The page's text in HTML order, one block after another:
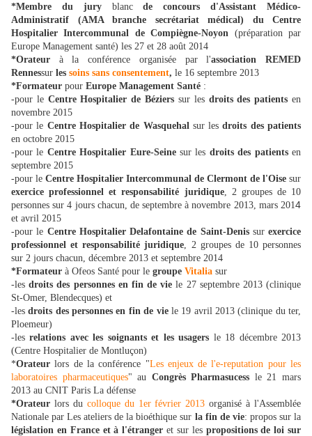
*Membre du jury blancde concours d'Assistant Médico-
Administratif (AMA branche secrétariat médical) du Centre
Hospitalier Intercommunal de Compiègne-Noyon (préparation par
Europe Management santé) les 27 et 28 août 2014
*Orateur à la conférence organisée par l'association REMED
Rennessur les soins sans consentement, le 16 septembre 2013
*Formateur pour Europe Management Santé :
-pour le Centre Hospitalier de Béziers sur les droits des patients en
novembre 2015
-pour le Centre Hospitalier de Wasquehalsur lesdroits des patients
en octobre 2015
-pour le Centre Hospitalier Eure-Seine sur les droits des patientsen
septembre 2015
-pour le Centre Hospitalier Intercommunal de Clermont de l'Oise sur
exercice professionnel et responsabilité juridique, 2 groupes de 10
personnes sur 4 jours chacun, de septembre à novembre 2013, mars 2014
et avril 2015
-pourle Centre Hospitalier Delafontaine de Saint-Denissur exercice
professionnel et responsabilité juridique, 2 groupes de 10 personnes
sur 2 jours chacun, décembre 2013 et septembre 2014
*Formateur à Ofeos Santé pour le groupe Vitalia sur
-lesdroits des personnes en fin de vie le 27 septembre 2013 (clinique
St-Omer, Blendecques) et
-lesdroits des personnes en fin de vie le 19 avril 2013 (clinique du ter,
Ploemeur)
-lesrelations avec les soignants et les usagers le 18 décembre 2013
(Centre Hospitalier de Montluçon)
*Orateur lors de la conférence "Les enjeux de l'e-reputation pour les
laboratoires pharmaceutiques" au Congrès Pharmasucess le 21 mars
2013 au CNIT Paris La défense
*Orateur lors du colloque du 1er février 2013 organisé à l'Assemblée
Nationale par Les ateliers de la bioéthique sur la fin de vie: propos sur la
législation en France et à l'étranger et sur les propositions de loi sur